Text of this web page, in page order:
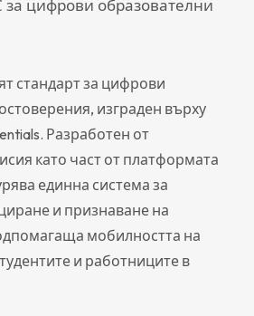
за цифрови образователни
стандарт за цифрови
изграден върху
Разработен от
като част от платформата
единна система за
и признаване на
мобилността на
и работниците в